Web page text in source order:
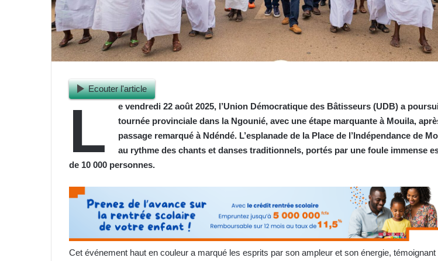
Ecouter l'article
L
e vendredi 22 août 2025, l’Union Démocratique des Bâtisseurs (UDB) a
tournée provinciale dans la Ngounié, avec une étape marquante à Mouila,
passage remarqué à Ndéndé. L’esplanade de la Place de l’Indépendance de
au rythme des chants et danses traditionnels, portés par une foule immense
de 10 000 personnes.
Cet événement haut en couleur a marqué les esprits par son ampleur et son énergie, témoignant